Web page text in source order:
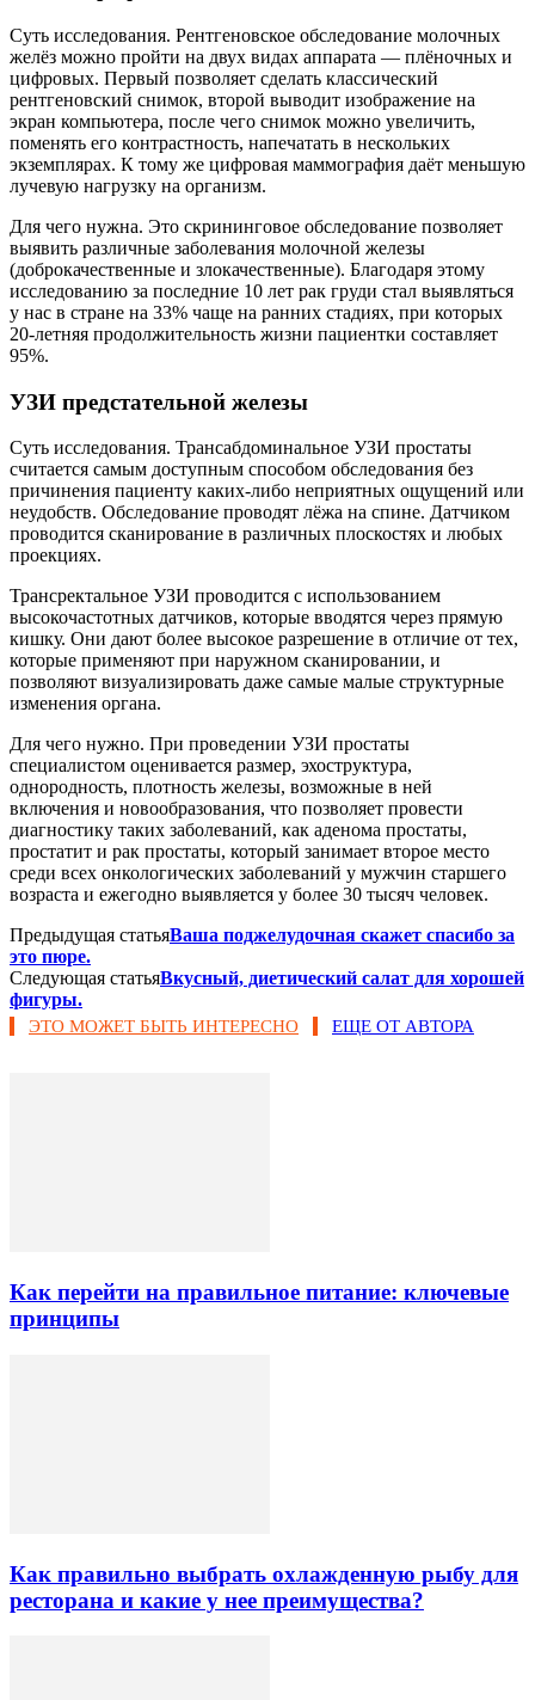
Суть исследования. Рентгеновское обследование молочных
желёз можно пройти на двух видах аппарата — плёночных и
цифровых. Первый позволяет сделать классический
рентгеновский снимок, второй выводит изображение на
экран компьютера, после чего снимок можно увеличить,
поменять его контрастность, напечатать в нескольких
экземплярах. К тому же цифровая маммография даёт меньшую
лучевую нагрузку на организм.
Для чего нужна. Это скрининговое обследование позволяет
выявить различные заболевания молочной железы
(доброкачественные и злокачественные). Благодаря этому
исследованию за последние 10 лет рак груди стал выявляться
у нас в стране на 33% чаще на ранних стадиях, при которых
20‑летняя продолжительность жизни пациентки составляет
95%.
УЗИ предстательной железы
Суть исследования. Трансабдоминальное УЗИ простаты
считается самым доступным способом обследования без
причинения пациенту каких-либо неприятных ощущений или
неудобств. Обследование проводят лёжа на спине. Датчиком
проводится сканирование в различных плоскостях и любых
проекциях.
Трансректальное УЗИ проводится с использованием
высокочастотных датчиков, которые вводятся через прямую
кишку. Они дают более высокое разрешение в отличие от тех,
которые применяют при наружном сканировании, и
позволяют визуализировать даже самые малые структурные
изменения органа.
Для чего нужно. При проведении УЗИ простаты
специалистом оценивается размер, эхоструктура,
однородность, плотность железы, возможные в ней
включения и новообразования, что позволяет провести
диагностику таких заболеваний, как аденома простаты,
простатит и рак простаты, который занимает второе место
среди всех онкологических заболеваний у мужчин старшего
возраста и ежегодно выявляется у более 30 тысяч человек.
Предыдущая статьяВаша поджелудочная скажет спасибо за
это пюре.
Следующая статьяВкусный, диетический салат для хорошей
фигуры.
ЭТО МОЖЕТ БЫТЬ ИНТЕРЕСНО ЕЩЕ ОТ АВТОРА
Как перейти на правильное питание: ключевые
принципы
Как правильно выбрать охлажденную рыбу для
ресторана и какие у нее преимущества?